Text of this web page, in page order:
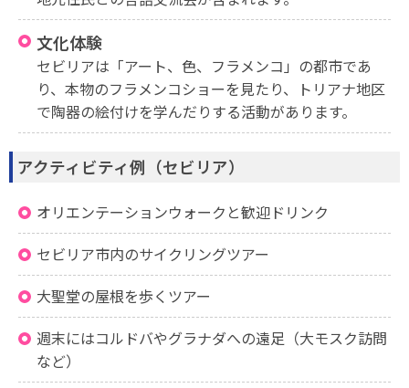
文化体験
セビリアは「アート、色、フラメンコ」の都市であ
り、本物のフラメンコショーを見たり、トリアナ地区
で陶器の絵付けを学んだりする活動があります。
アクティビティ例（セビリア）
オリエンテーションウォークと歓迎ドリンク
セビリア市内のサイクリングツアー
大聖堂の屋根を歩くツアー
週末にはコルドバやグラナダへの遠足（大モスク訪問
など）